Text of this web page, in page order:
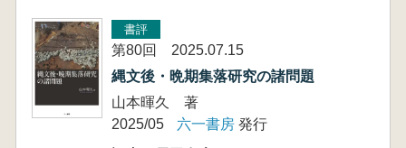
書評
第80回 2025.07.15
縄文後・晩期集落研究の諸問題
山本暉久 著
2025/05
六一書房 発行